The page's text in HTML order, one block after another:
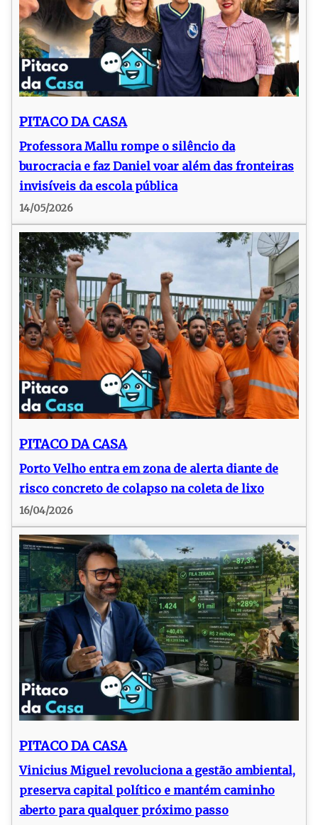
PITACO DA CASA
Professora Mallu rompe o silêncio da
burocracia e faz Daniel voar além das fronteiras
invisíveis da escola pública
14/05/2026
PITACO DA CASA
Porto Velho entra em zona de alerta diante de
risco concreto de colapso na coleta de lixo
16/04/2026
PITACO DA CASA
Vinicius Miguel revoluciona a gestão ambiental,
preserva capital político e mantém caminho
aberto para qualquer próximo passo